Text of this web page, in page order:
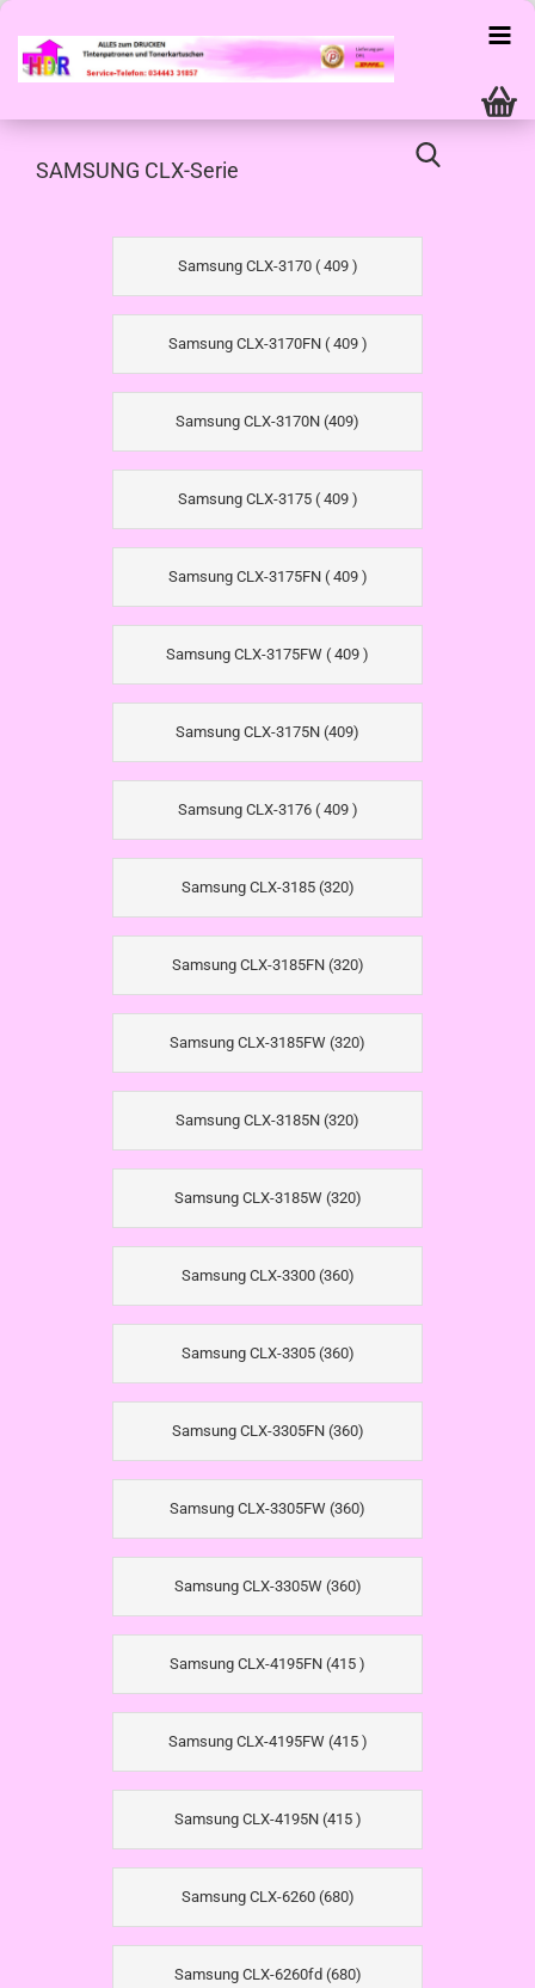
SAMSUNG CLX-Serie
Samsung CLX-3170 ( 409 )
Samsung CLX-3170FN ( 409 )
Samsung CLX-3170N (409)
Samsung CLX-3175 ( 409 )
Samsung CLX-3175FN ( 409 )
Samsung CLX-3175FW ( 409 )
Samsung CLX-3175N (409)
Samsung CLX-3176 ( 409 )
Samsung CLX-3185 (320)
Samsung CLX-3185FN (320)
Samsung CLX-3185FW (320)
Samsung CLX-3185N (320)
Samsung CLX-3185W (320)
Samsung CLX-3300 (360)
Samsung CLX-3305 (360)
Samsung CLX-3305FN (360)
Samsung CLX-3305FW (360)
Samsung CLX-3305W (360)
Samsung CLX-4195FN (415 )
Samsung CLX-4195FW (415 )
Samsung CLX-4195N (415 )
Samsung CLX-6260 (680)
Samsung CLX-6260fd (680)